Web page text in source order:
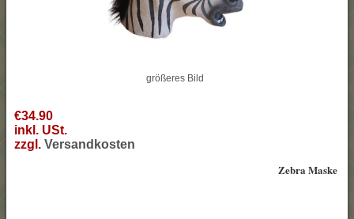
größeres Bild
€34.90
inkl. USt.
zzgl. Versandkosten
Zebra Maske